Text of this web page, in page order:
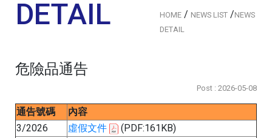
DETAIL
HOME / NEWS LIST /NEWS
DETAIL
危險品通告
Post : 2026-05-08
通告號碼
內容
3/2026
虛假文件 (PDF:161KB)